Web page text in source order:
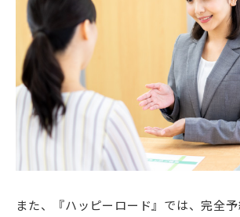
また、『ハッピーロード』では、完全